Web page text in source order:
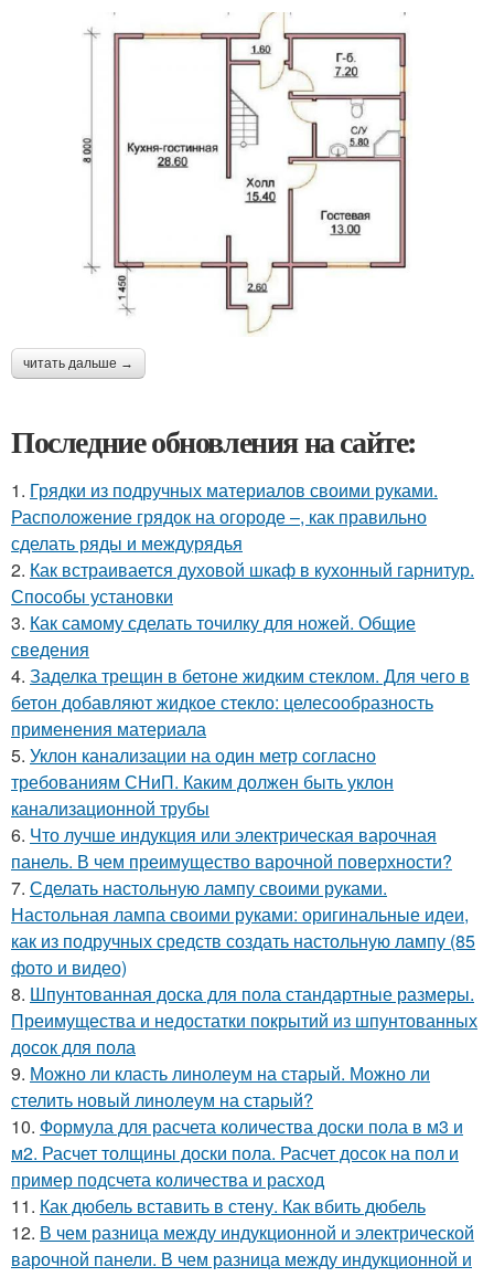
читать дальше →
Последние обновления на сайте:
1. Грядки из подручных материалов своими руками.
Расположение грядок на огороде –, как правильно
сделать ряды и междурядья
2. Как встраивается духовой шкаф в кухонный гарнитур.
Способы установки
3. Как самому сделать точилку для ножей. Общие
сведения
4. Заделка трещин в бетоне жидким стеклом. Для чего в
бетон добавляют жидкое стекло: целесообразность
применения материала
5. Уклон канализации на один метр согласно
требованиям СНиП. Каким должен быть уклон
канализационной трубы
6. Что лучше индукция или электрическая варочная
панель. В чем преимущество варочной поверхности?
7. Сделать настольную лампу своими руками.
Настольная лампа своими руками: оригинальные идеи,
как из подручных средств создать настольную лампу (85
фото и видео)
8. Шпунтованная доска для пола стандартные размеры.
Преимущества и недостатки покрытий из шпунтованных
досок для пола
9. Можно ли класть линолеум на старый. Можно ли
стелить новый линолеум на старый?
10. Формула для расчета количества доски пола в м3 и
м2. Расчет толщины доски пола. Расчет досок на пол и
пример подсчета количества и расход
11. Как дюбель вставить в стену. Как вбить дюбель
12. В чем разница между индукционной и электрической
варочной панели. В чем разница между индукционной и